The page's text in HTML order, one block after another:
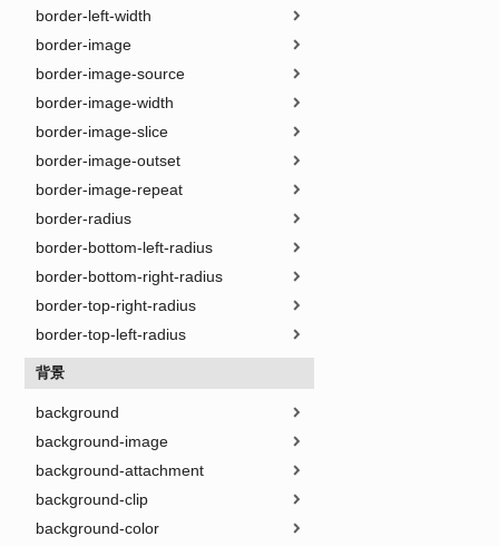
border-left-width
border-image
border-image-source
border-image-width
border-image-slice
border-image-outset
border-image-repeat
border-radius
border-bottom-left-radius
border-bottom-right-radius
border-top-right-radius
border-top-left-radius
背景
background
background-image
background-attachment
background-clip
background-color